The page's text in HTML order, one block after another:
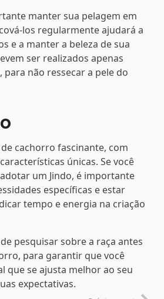
manter sua pelagem em
los regularmente ajudará a
e a manter a beleza de sua
ser realizados apenas
para não ressecar a pele do
cachorro fascinante, com
únicas. Se você
um Jindo, é importante
específicas e estar
tempo e energia na criação
pesquisar sobre a raça antes
para garantir que você
que se ajusta melhor ao seu
expectativas.